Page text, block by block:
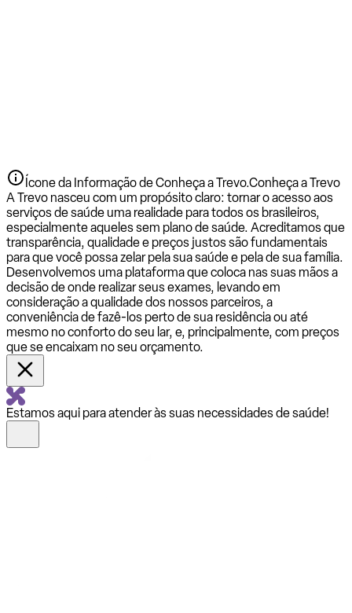
Ícone da Informação de Conheça a Trevo.Conheça a Trevo
A Trevo nasceu com um propósito claro: tornar o acesso aos
serviços de saúde uma realidade para todos os brasileiros,
especialmente aqueles sem plano de saúde. Acreditamos que
transparência, qualidade e preços justos são fundamentais
para que você possa zelar pela sua saúde e pela de sua família.
Desenvolvemos uma plataforma que coloca nas suas mãos a
decisão de onde realizar seus exames, levando em
consideração a qualidade dos nossos parceiros, a
conveniência de fazê-los perto de sua residência ou até
mesmo no conforto do seu lar, e, principalmente, com preços
que se encaixam no seu orçamento.
Estamos aqui para atender às suas necessidades de saúde!